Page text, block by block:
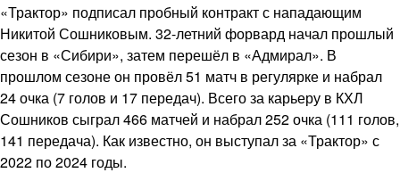
«Трактор» подписал пробный контракт с нападающим
Никитой Сошниковым. 32-летний форвард начал прошлый
сезон в «Сибири», затем перешёл в «Адмирал». В
прошлом сезоне он провёл 51 матч в регулярке и набрал
24 очка (7 голов и 17 передач). Всего за карьеру в КХЛ
Сошников сыграл 466 матчей и набрал 252 очка (111 голов,
141 передача). Как известно, он выступал за «Трактор» с
2022 по 2024 годы.